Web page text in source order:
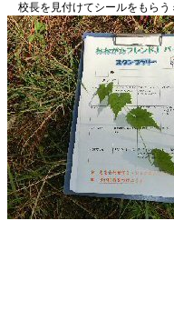
校長を見付けてシールをもらう